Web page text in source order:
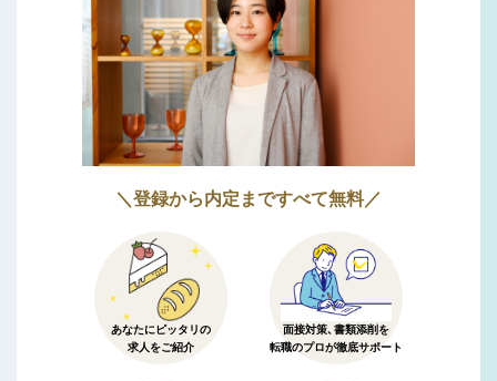
＼登録から内定まですべて無料／
あなたにピッタリの
求人をご紹介
面接対策、書類添削を
転職のプロが徹底サポート